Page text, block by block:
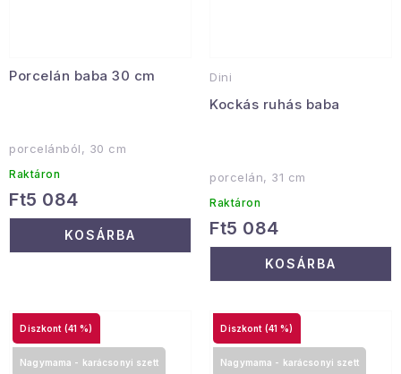
Porcelán baba 30 cm
porcelánból, 30 cm
Raktáron
Ft5 084
KOSÁRBA
Dini
Kockás ruhás baba
porcelán, 31 cm
Raktáron
Ft5 084
KOSÁRBA
(41 %)
Nagymama - karácsonyi szett
(41 %)
Nagymama - karácsonyi szett